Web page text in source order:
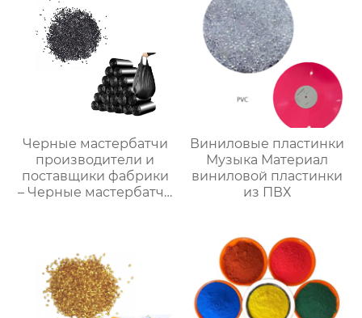
Черные мастербатчи
производители и
поставщики фабрики
– Черные мастербатчи
Виниловые пластинки
Музыка Материал
виниловой пластинки
из ПВХ